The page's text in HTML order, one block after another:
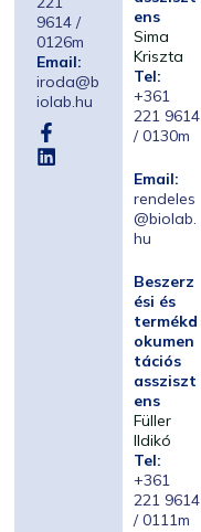
9614 /
0126m
Email:
iroda@b
iolab.hu
ens
Sima
Kriszta
Tel:
+361
221 9614
/ 0130m
Email:
rendeles
@biolab.
hu
Beszerz
ési és
termékd
okumen
tációs
assziszt
ens
Füller
Ildikó
Tel:
+361
221 9614
/ 0111m